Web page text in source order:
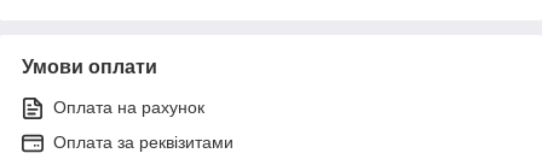
Умови оплати
Оплата на рахунок
Оплата за реквізитами